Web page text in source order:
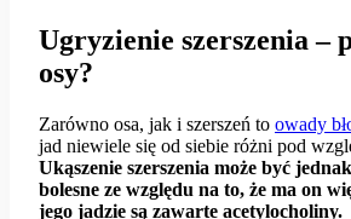
Ugryzienie szerszenia –
osy?
Zarówno osa, jak i szerszeń to owady
jad niewiele się od siebie różni pod
Ukąszenie szerszenia może być
bolesne ze względu na to, że ma on
jego jadzie są zawarte acetylocholiny.